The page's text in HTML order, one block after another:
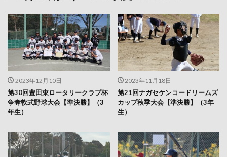
2023年12月10日
第30回豊田東ロータリークラブ杯
争奪軟式野球大会【準決勝】（3
年生）
2023年11月18日
第21回ナガセケンコードリームズ
カップ秋季大会【準決勝】（3年
生）